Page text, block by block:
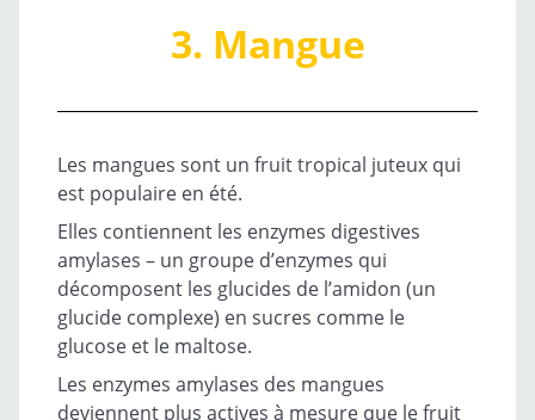
3. Mangue
Les mangues sont un fruit tropical juteux qui
est populaire en été.
Elles contiennent les enzymes digestives
amylases – un groupe d’enzymes qui
décomposent les glucides de l’amidon (un
glucide complexe) en sucres comme le
glucose et le maltose.
Les enzymes amylases des mangues
deviennent plus actives à mesure que le fruit